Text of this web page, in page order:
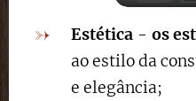
Estética - os
ao estilo da
e elegância;